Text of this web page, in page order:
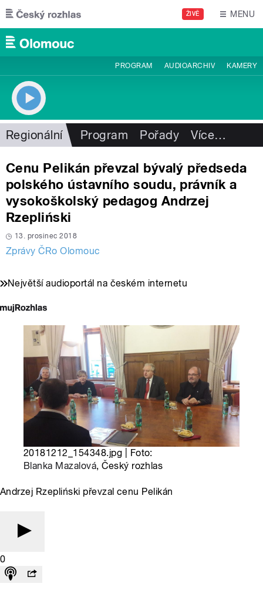
Přejít k hlavnímu obsahu
ŽIVĚ MENU
PROGRAM AUDIOARCHIV KAMERY
Regionální Program Pořady Více…
Cenu Pelikán převzal bývalý předseda
polského ústavního soudu, právník a
vysokoškolský pedagog Andrzej
Rzepliński
13. prosinec 2018
Zprávy ČRo Olomouc
Největší audioportál na českém internetu
20181212_154348.jpg | Foto:
Blanka Mazalová, Český rozhlas
Andrzej Rzepliński převzal cenu Pelikán
0